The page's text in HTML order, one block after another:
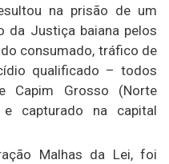
na prisão de um
da Justiça baiana pelos
consumado, tráfico de
qualificado – todos
Capim Grosso (Norte
capturado na capital
Malhas da Lei, foi